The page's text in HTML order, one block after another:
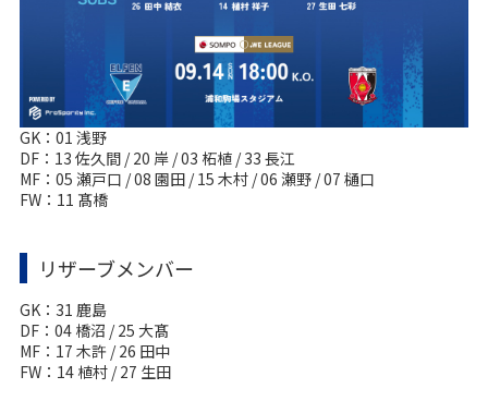
GK：01 浅野
DF：13 佐久間 / 20 岸 / 03 柘植 / 33 長江
MF：05 瀬戸口 / 08 園田 / 15 木村 / 06 瀬野 / 07 樋口
FW：11 髙橋
リザーブメンバー
GK：31 鹿島
DF：04 橋沼 / 25 大髙
MF：17 木許 / 26 田中
FW：14 植村 / 27 生田